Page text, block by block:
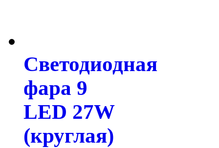
Светодиодная
фара 9
LED 27W
(круглая)